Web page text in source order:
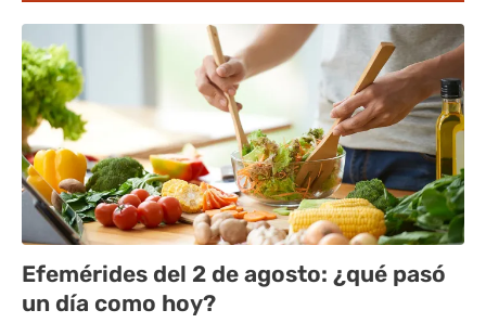
Efemérides del 2 de agosto: ¿qué pasó
un día como hoy?